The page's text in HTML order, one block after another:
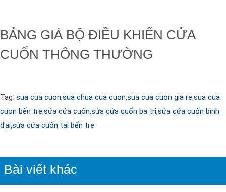
BẢNG GIÁ BỘ ĐIỀU KHIỂN CỬA
CUỐN THÔNG THƯỜNG
Tag: sua cua cuon,sua chua cua cuon,sua cua cuon gia re,sua cua
cuon bến tre,sửa cửa cuốn,sửa cửa cuốn ba tri,sửa cửa cuốn bình
đại,sửa cửa cuốn tại bến tre
Bài viết khác